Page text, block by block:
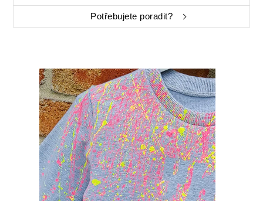
Potřebujete poradit?